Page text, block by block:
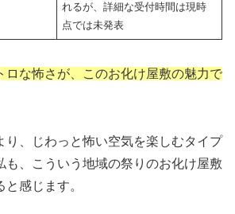
れるが、詳細な受付時間は現時
点では未発表
ロな怖さが、このお化け屋敷の魅力で
り、じわっと怖い空気を楽しむタイプ
も、こういう地域の祭りのお化け屋敷
感じます。